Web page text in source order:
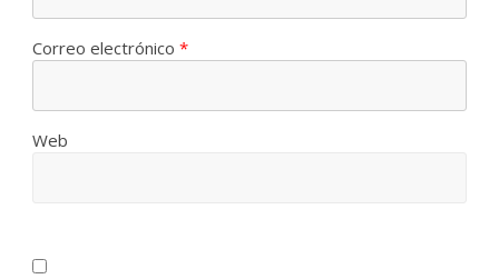
Correo electrónico*
Web